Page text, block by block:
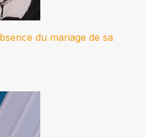
du mariage de sa